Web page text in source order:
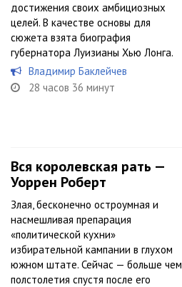
достижения своих амбициозных
целей. В качестве основы для
сюжета взята биография
губернатора Луизианы Хью Лонга.
Владимир Баклейчев
28 часов 36 минут
Вся королевская рать —
Уоррен Роберт
Злая, бесконечно остроумная и
насмешливая препарация
«политической кухни»
избирательной кампании в глухом
южном штате. Сейчас — больше чем
полстолетия спустя после его